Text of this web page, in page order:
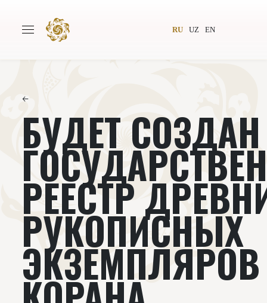
RU UZ EN
Авторы Всемирное общество
Новости
Проекты Подкасты
Книги Видеолекторий
←
БУДЕТ СОЗДАН
РЕЕСТР
РУКОПИСНЫХ
ЭКЗЕМПЛЯРОВ